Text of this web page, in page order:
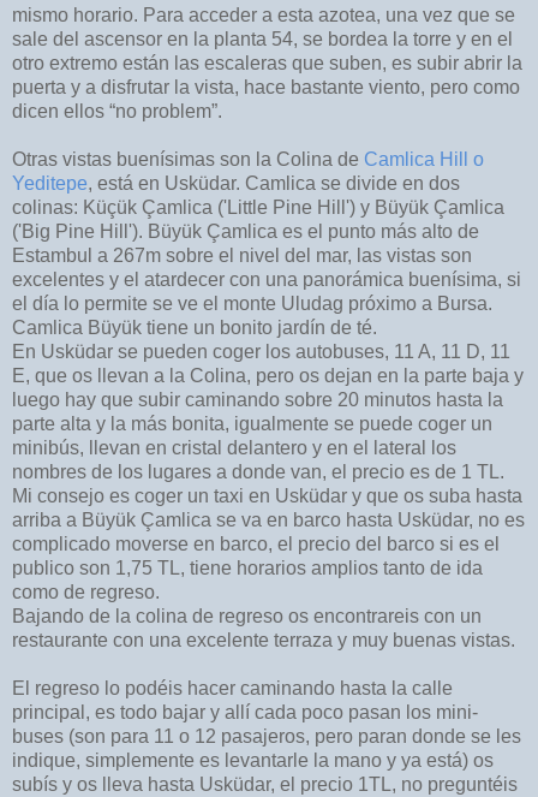
mismo horario. Para acceder a esta azotea, una vez que se
sale del ascensor en la planta 54, se bordea la torre y en el
otro extremo están las escaleras que suben, es subir abrir la
puerta y a disfrutar la vista, hace bastante viento, pero como
dicen ellos “no problem”.
Otras vistas buenísimas son la Colina de Camlica Hill o
Yeditepe, está en Usküdar. Camlica se divide en dos
colinas: Küçük Çamlica ('Little Pine Hill') y Büyük Çamlica
('Big Pine Hill'). Büyük Çamlica es el punto más alto de
Estambul a 267m sobre el nivel del mar, las vistas son
excelentes y el atardecer con una panorámica buenísima, si
el día lo permite se ve el monte Uludag próximo a Bursa.
Camlica Büyük tiene un bonito jardín de té.
En Usküdar se pueden coger los autobuses, 11 A, 11 D, 11
E, que os llevan a la Colina, pero os dejan en la parte baja y
luego hay que subir caminando sobre 20 minutos hasta la
parte alta y la más bonita, igualmente se puede coger un
minibús, llevan en cristal delantero y en el lateral los
nombres de los lugares a donde van, el precio es de 1 TL.
Mi consejo es coger un taxi en Usküdar y que os suba hasta
arriba a Büyük Çamlica se va en barco hasta Usküdar, no es
complicado moverse en barco, el precio del barco si es el
publico son 1,75 TL, tiene horarios amplios tanto de ida
como de regreso.
Bajando de la colina de regreso os encontrareis con un
restaurante con una excelente terraza y muy buenas vistas.
El regreso lo podéis hacer caminando hasta la calle
principal, es todo bajar y allí cada poco pasan los mini-
buses (son para 11 o 12 pasajeros, pero paran donde se les
indique, simplemente es levantarle la mano y ya está) os
subís y os lleva hasta Usküdar, el precio 1TL, no preguntéis